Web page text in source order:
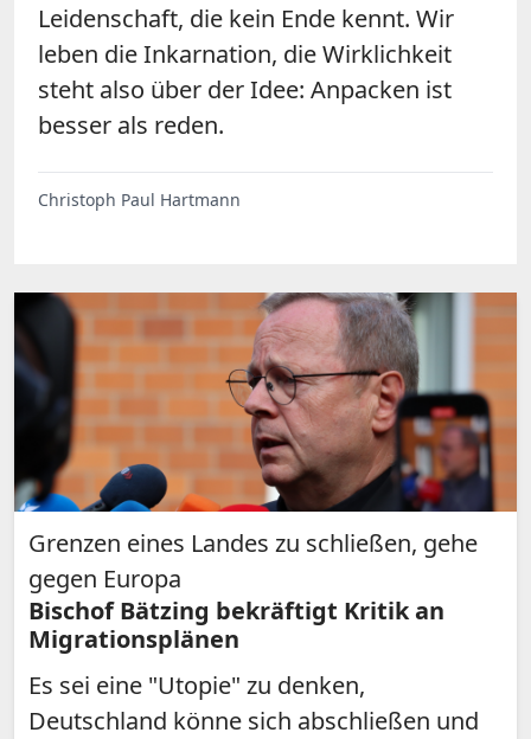
Leidenschaft, die kein Ende kennt. Wir
leben die Inkarnation, die Wirklichkeit
steht also über der Idee: Anpacken ist
besser als reden.
Christoph Paul Hartmann
Grenzen eines Landes zu schließen, gehe
gegen Europa
Bischof Bätzing bekräftigt Kritik an
Migrationsplänen
Es sei eine "Utopie" zu denken,
Deutschland könne sich abschließen und